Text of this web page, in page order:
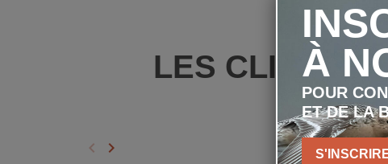
LES CLIENTS
Précédent
keyboard_arrow_left Suivant
keyboard_arrow_right
À
POUR
ET DE LA